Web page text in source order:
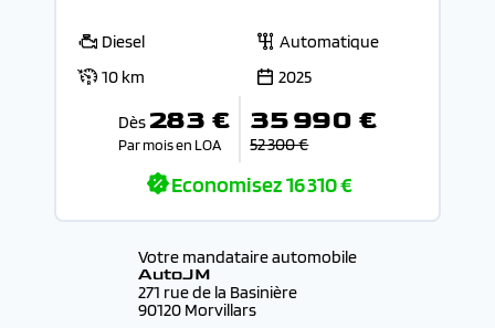
Diesel
Automatique
10 km
2025
Dès 283 €
Par mois en LOA
35 990 €
52 300 €
Economisez16 310 €
Votre mandataire automobile
AutoJM
271 rue de la Basinière
90120 Morvillars